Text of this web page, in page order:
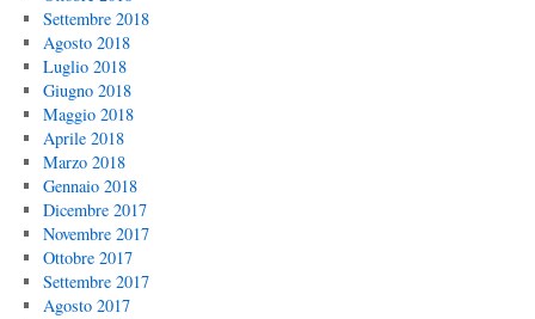
Settembre 2018
Agosto 2018
Luglio 2018
Giugno 2018
Maggio 2018
Aprile 2018
Marzo 2018
Gennaio 2018
Dicembre 2017
Novembre 2017
Ottobre 2017
Settembre 2017
Agosto 2017